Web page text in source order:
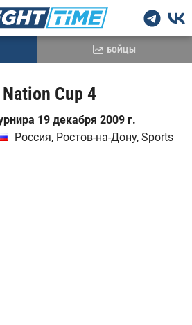
Cup 4
19 декабря 2009 г.
Россия, Ростов-на-Дону, Sports
БОЙЦЫ